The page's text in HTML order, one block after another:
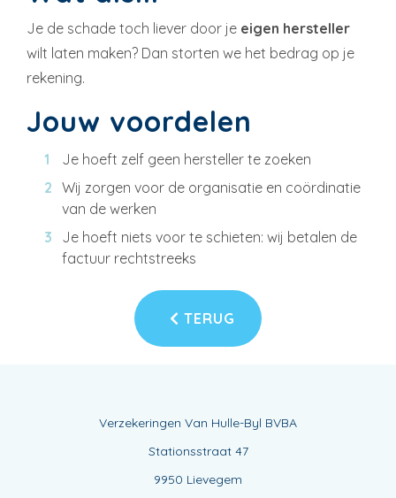
Je de schade toch liever door je eigen hersteller
wilt laten maken? Dan storten we het bedrag op je
rekening.
Jouw voordelen
Je hoeft zelf geen hersteller te zoeken
Wij zorgen voor de organisatie en coördinatie
van de werken
Je hoeft niets voor te schieten: wij betalen de
factuur rechtstreeks
TERUG
Verzekeringen Van Hulle-Byl BVBA
Stationsstraat 47
9950 Lievegem